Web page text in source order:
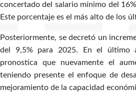
concertado del salario mínimo del
Este porcentaje es el más alto de los
Posteriormente, se decretó un
del 9,5% para 2025. En el último
pronostica que nuevamente el
teniendo presente el enfoque de
mejoramiento de la capacidad